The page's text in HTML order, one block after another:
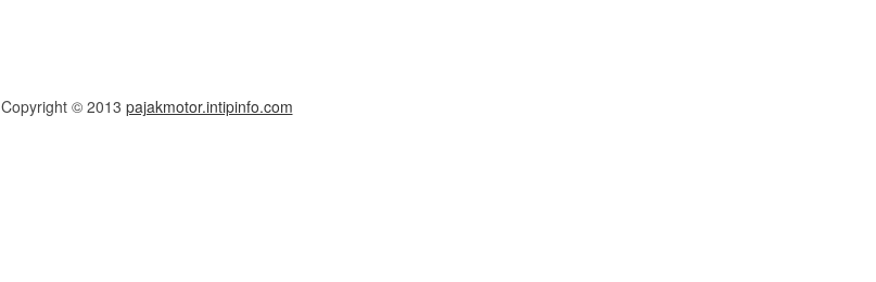
Copyright © 2013 pajakmotor.intipinfo.com